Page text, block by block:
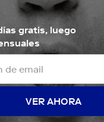
gratis, luego
VER AHORA